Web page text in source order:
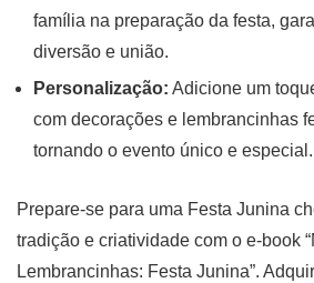
família na preparação da festa,
diversão e união.
Personalização: Adicione um
com decorações e lembrancinhas
tornando o evento único e especial.
Prepare-se para uma Festa Junina
tradição e criatividade com o e-book
Lembrancinhas: Festa Junina”.